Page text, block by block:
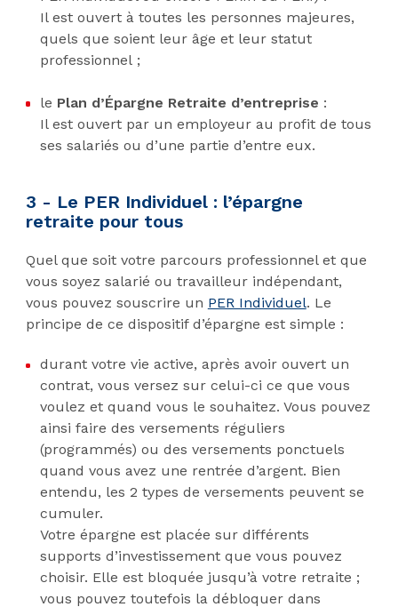
Il est ouvert à toutes les personnes majeures,
quels que soient leur âge et leur statut
professionnel ;
le Plan d’Épargne Retraite d’entreprise :
Il est ouvert par un employeur au profit de tous
ses salariés ou d’une partie d’entre eux.
3 - Le PER Individuel : l’épargne
retraite pour tous
Quel que soit votre parcours professionnel et que
vous soyez salarié ou travailleur indépendant,
vous pouvez souscrire un PER Individuel. Le
principe de ce dispositif d’épargne est simple :
durant votre vie active, après avoir ouvert un
contrat, vous versez sur celui-ci ce que vous
voulez et quand vous le souhaitez. Vous pouvez
ainsi faire des versements réguliers
(programmés) ou des versements ponctuels
quand vous avez une rentrée d’argent. Bien
entendu, les 2 types de versements peuvent se
cumuler.
Votre épargne est placée sur différents
supports d’investissement que vous pouvez
choisir. Elle est bloquée jusqu’à votre retraite ;
vous pouvez toutefois la débloquer dans